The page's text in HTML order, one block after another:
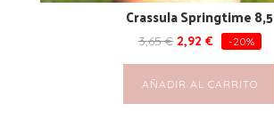
Crassula Springtime 8,5
3,65€ 2,92 € -20%
AÑADIR AL CARRITO